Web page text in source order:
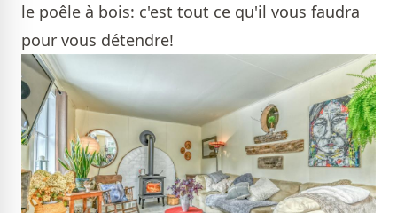
le poêle à bois: c'est tout ce qu'il vous faudra
pour vous détendre!